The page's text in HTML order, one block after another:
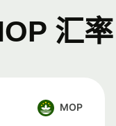
汇率
MOP